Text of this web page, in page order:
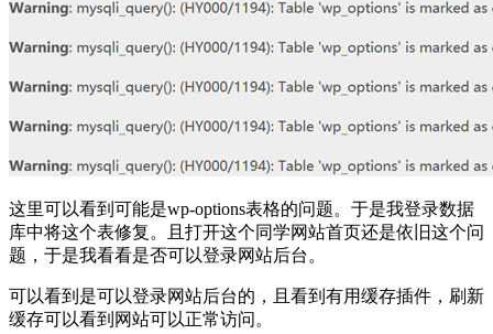
这里可以看到可能是wp-options表格的问题。于是我登录数据
库中将这个表修复。且打开这个同学网站首页还是依旧这个问
题，于是我看看是否可以登录网站后台。
可以看到是可以登录网站后台的，且看到有用缓存插件，刷新
缓存可以看到网站可以正常访问。